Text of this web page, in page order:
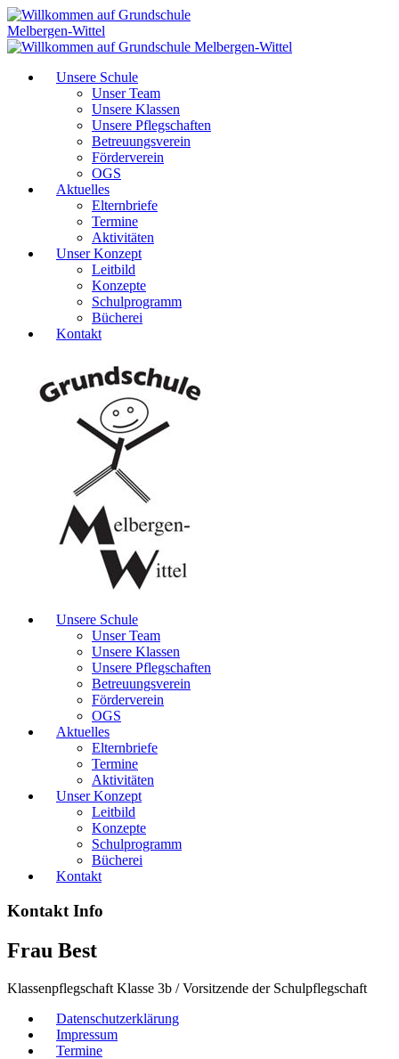
Unsere Schule
Unser Team
Unsere Klassen
Unsere Pflegschaften
Betreuungsverein
Förderverein
OGS
Aktuelles
Elternbriefe
Termine
Aktivitäten
Unser Konzept
Leitbild
Konzepte
Schulprogramm
Bücherei
Kontakt
Unsere Schule
Unser Team
Unsere Klassen
Unsere Pflegschaften
Betreuungsverein
Förderverein
OGS
Aktuelles
Elternbriefe
Termine
Aktivitäten
Unser Konzept
Leitbild
Konzepte
Schulprogramm
Bücherei
Kontakt
Kontakt Info
Frau Best
Klassenpflegschaft Klasse 3b / Vorsitzende der Schulpflegschaft
Datenschutzerklärung
Impressum
Termine